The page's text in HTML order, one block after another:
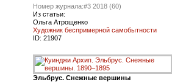
Номер журнала:#3 2018 (60)
Из статьи:
Ольга Атрощенко
Художник беспримерной самобытности
ID: 21907
Эльбрус. Снежные вершины